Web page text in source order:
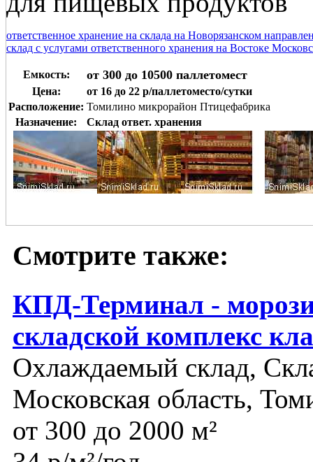
ответственное хранение на склада на Новорязанском
склад с услугами ответственного хранения на Востоке
Емкость: от 300 до 10500 паллетомест
Цена:
от 16 до 22 р/паллетоместо/сутки
Расположение: Томилино микрорайон Птицефабрика
Назначение:
Склад ответ. хранения
Смотрите также:
КПД-Терминал -
складской комплекс
Охлаждаемый склад,
Московская область,
от 300 до 2000 м²